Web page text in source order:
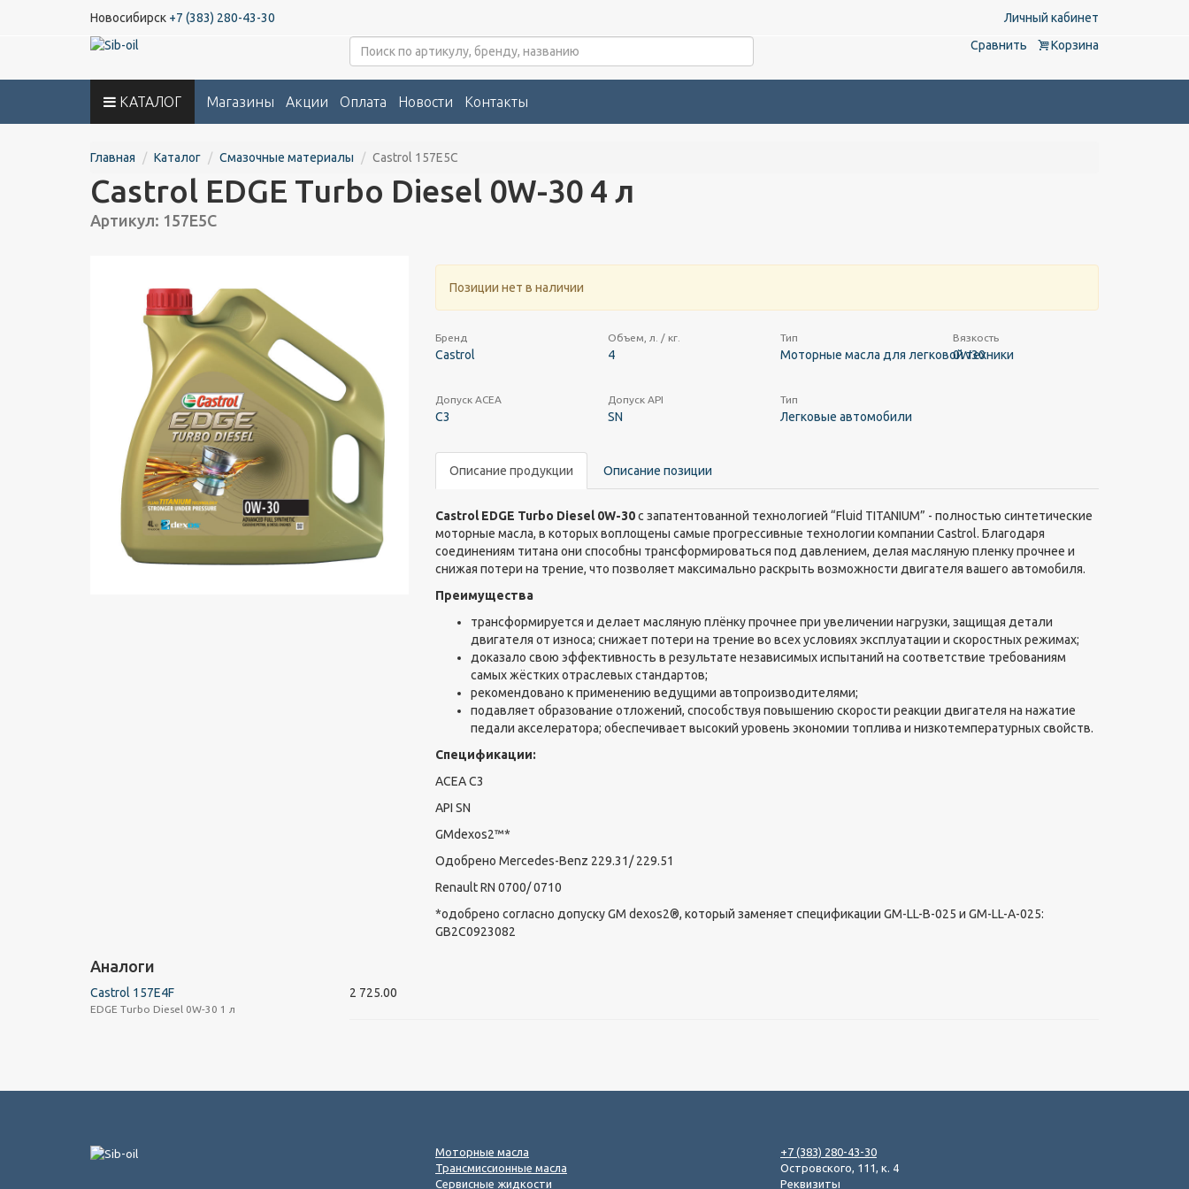
Новосибирск +7 (383) 280-43-30
Личный кабинет
Сравнить
Корзина
КАТАЛОГ Магазины Акции Оплата Новости Контакты
Главная Каталог Смазочные материалы Castrol 157E5C
Castrol EDGE Turbo Diesel 0W-30 4 л
Артикул: 157E5C
Позиции нет в наличии
Бренд
Castrol
Объем, л. / кг.
4
Тип
Моторные масла для легковой техники
Вязкость
0W30
Допуск ACEA
C3
Допуск API
SN
Тип
Легковые автомобили
Описание продукции Описание позиции
Castrol EDGE Turbo Diesel 0W-30с запатентованной технологией “Fluid TITANIUM” - полностью синтетические
моторные масла, в которых воплощены самые прогрессивные технологии компании Castrol. Благодаря
соединениям титана они способны трансформироваться под давлением, делая масляную пленку прочнее и
снижая потери на трение, что позволяет максимально раскрыть возможности двигателя вашего автомобиля.
Преимущества
трансформируется и делает масляную плёнку прочнее при увеличении нагрузки, защищая детали
двигателя от износа; снижает потери на трение во всех условиях эксплуатации и скоростных режимах;
доказало свою эффективность в результате независимых испытаний на соответствие требованиям
самых жёстких отраслевых стандартов;
рекомендовано к применению ведущими автопроизводителями;
подавляет образование отложений, способствуя повышению скорости реакции двигателя на нажатие
педали акселератора; обеспечивает высокий уровень экономии топлива и низкотемпературных свойств.
Спецификации:
ACEA C3
API SN
GMdexos2™*
Одобрено Mercedes-Benz 229.31/ 229.51
Renault RN 0700/ 0710
*одобрено согласно допуску GM dexos2®, который заменяет спецификации GM-LL-B-025 и GM-LL-A-025:
GB2C0923082
Аналоги
Castrol 157E4F
EDGE Turbo Diesel 0W-30 1 л
2 725.00
Моторные масла
Трансмиссионные масла
Сервисные жидкости
+7 (383) 280-43-30
Островского, 111, к. 4
Реквизиты